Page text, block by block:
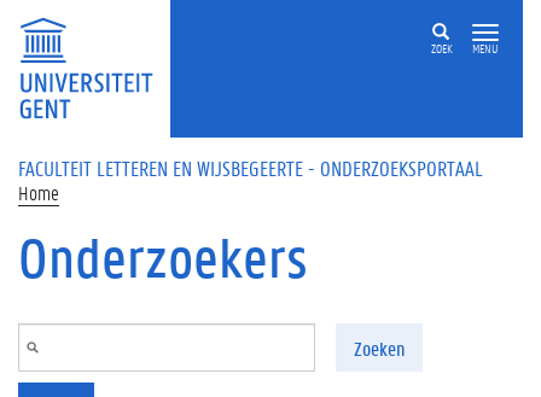
Overslaan en naar de inhoud gaan
ZOEK MENU
FACULTEIT LETTEREN EN WIJSBEGEERTE - ONDERZOEKSPORTAAL
Home
Onderzoekers
Zoeken